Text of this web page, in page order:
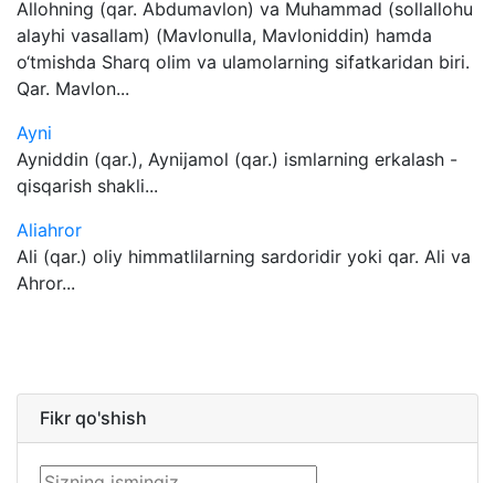
Allohning (qar. Abdumavlon) va Muhammad (sollallohu
alayhi vasallam) (Mavlonulla, Mavloniddin) hamda
o‘tmishda Sharq olim va ulamolarning sifatkaridan biri.
Qar. Mavlon...
Ayni
Ayniddin (qar.), Aynijamol (qar.) ismlarning erkalash -
qisqarish shakli...
Aliahror
Ali (qar.) oliy himmatlilarning sardoridir yoki qar. Ali va
Ahror...
Fikr qo'shish